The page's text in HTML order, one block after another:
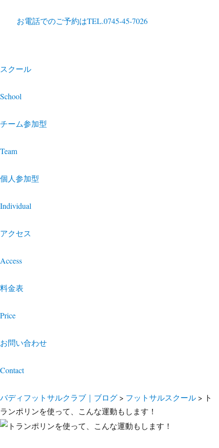
お電話でのご予約はTEL.0745-45-7026
スクール
School
チーム参加型
Team
個人参加型
Individual
アクセス
Access
料金表
Price
お問い合わせ
Contact
バディフットサルクラブ｜ブログ > フットサルスクール > ト
ランポリンを使って、こんな運動もします！